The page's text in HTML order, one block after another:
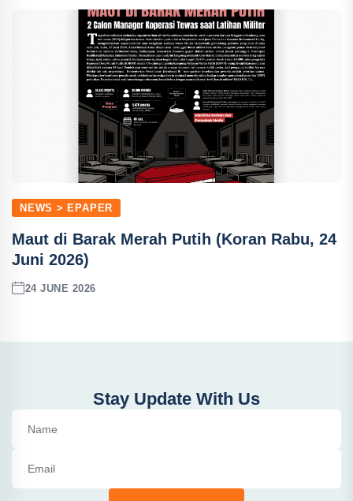
NEWS > EPAPER
Maut di Barak Merah Putih (Koran Rabu, 24
Juni 2026)
24 JUNE 2026
Stay Update With Us